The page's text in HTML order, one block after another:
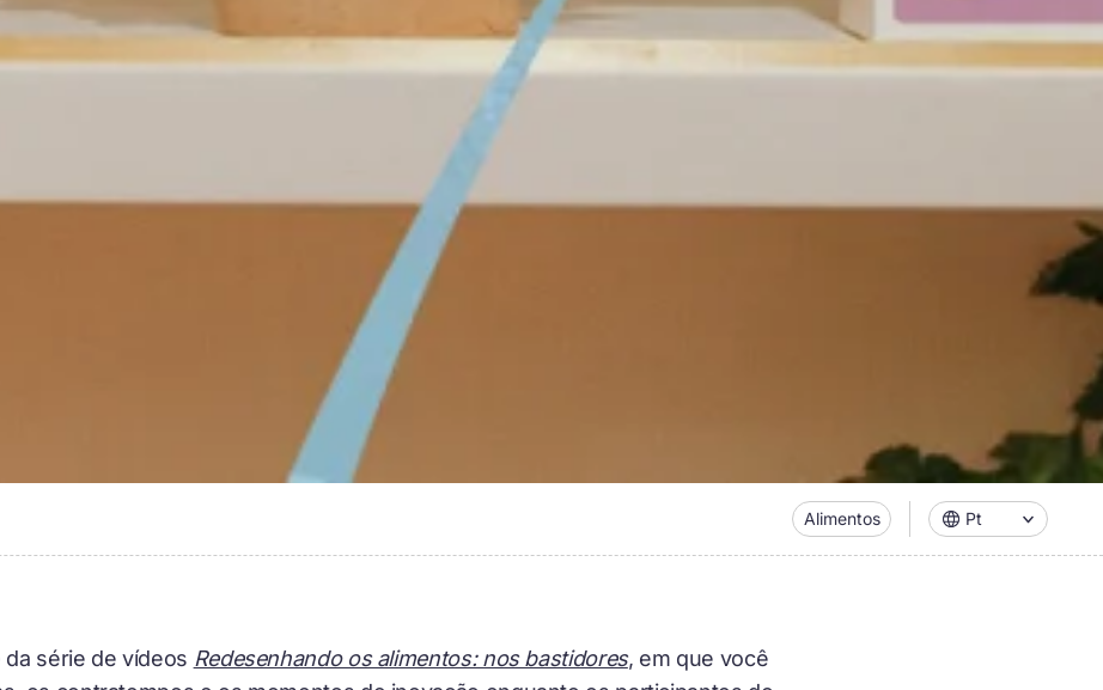
Alimentos Pt
série de vídeos Redesenhando os alimentos: nos bastidores, em que você